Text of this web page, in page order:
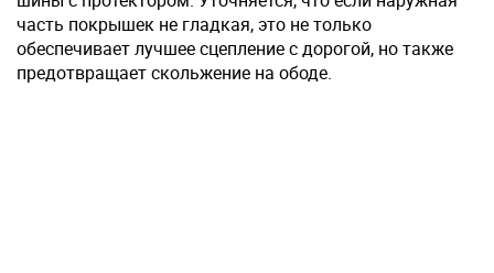
часть покрышек не гладкая, это не только
обеспечивает лучшее сцепление с дорогой, но также
предотвращает скольжение на ободе.